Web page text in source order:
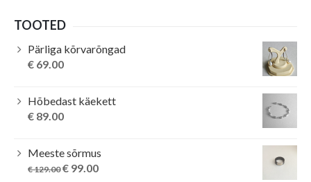
TOOTED
Pärliga kõrvarõngad
€ 69.00
Hõbedast käekett
€ 89.00
Meeste sõrmus
€129.00 Original
€ 99.00Current